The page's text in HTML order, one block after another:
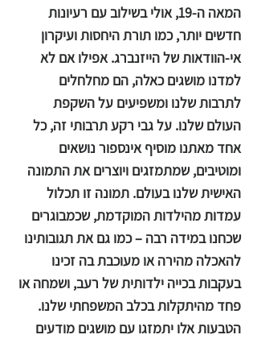
המאה ה-19, אולי בשילוב עם רעיונות
חדשים יותר, כמו תורת היחסות ועיקרון
אי-הוודאות של הייזנברג. אפילו אם לא
למדנו מושגים כאלה, הם מחלחלים
לתרבות שלנו ומשפיעים על השקפת
העולם שלנו. על גבי רקע תרבותי זה, כל
אחד מאתנו מוסיף אינספור נושאים
ומוטיבים, שמתמזגים ויוצרים את התמונה
האישית שלנו בעולם. תמונה זו תכלול
עמדות מהילדות המוקדמת, שכמבוגרים
שכחנו במידה רבה – כמו גם את תגובותינו
להאכלה מהירה או מעוכבת בה זכינו
בעקבות בכייה ילדותית של רעב, ושמחה או
פחד מהיתקלות בכלב המשפחתי שלנו.
הטבעות אלו יתמזגו עם מושגים מודעים